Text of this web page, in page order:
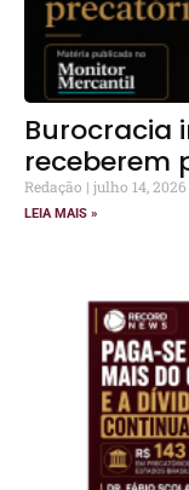
Burocracia
receberem
Redação julho 14, 2026
LEIA MAIS »